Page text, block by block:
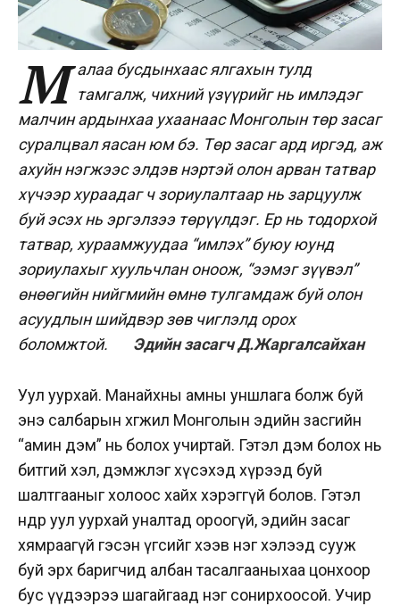
М алаа бусдынхаас ялгахын тулд
тамгалж, чихний үзүүрийг нь имлэдэг
малчин ардынхаа ухаанаас Монголын төр засаг
суралцвал яасан юм бэ. Төр засаг ард иргэд, аж
ахуйн нэгжээс элдэв нэртэй олон арван татвар
хүчээр хураадаг ч зориулалтаар нь зарцуулж
буй эсэх нь эргэлзээ төрүүлдэг. Ер нь тодорхой
татвар, хураамжуудаа “имлэх” буюу юунд
зориулахыг хуульчлан оноож, “ээмэг зүүвэл”
өнөөгийн нийгмийн өмнө тулгамдаж буй олон
асуудлын шийдвэр зөв чиглэлд орох
боломжтой.
Эдийн засагч Д.Жаргалсайхан
Уул уурхай. Манайхны амны уншлага болж буй
энэ салбарын хөгжил Монголын эдийн засгийн
“амин дэм” нь болох учиртай. Гэтэл дэм болох нь
битгий хэл, дэмжлэг хүсэхэд хүрээд буй
шалтгааныг холоос хайх хэрэггүй болов. Гэтэл
өнөөдөр уул уурхай уналтад ороогүй, эдийн засаг
хямраагүй гэсэн үгсийг хээв нэг хэлээд сууж
буй эрх баригчид албан тасалгааныхаа цонхоор
бус үүдээрээ шагайгаад нэг сонирхоосой. Учир